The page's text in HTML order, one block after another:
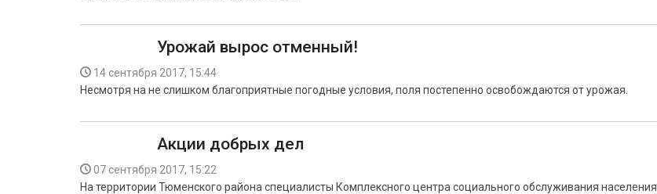
Урожай вырос отменный!
14 сентября 2017, 15:44
Несмотря на не слишком благоприятные погодные условия, поля постепенно освобождаются от урожая.
Акции добрых дел
07 сентября 2017, 15:22
На территории Тюменского района специалисты Комплексного центра социального обслуживания населения